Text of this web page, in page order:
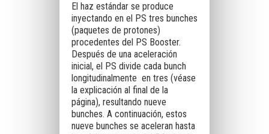
El haz estándar se produce
inyectando en el PS tres bunches
(paquetes de protones)
procedentes del PS Booster.
Después de una aceleración
inicial, el PS divide cada bunch
longitudinalmente en tres (véase
la explicación al final de la
página), resultando nueve
bunches. A continuación, estos
nueve bunches se aceleran hasta